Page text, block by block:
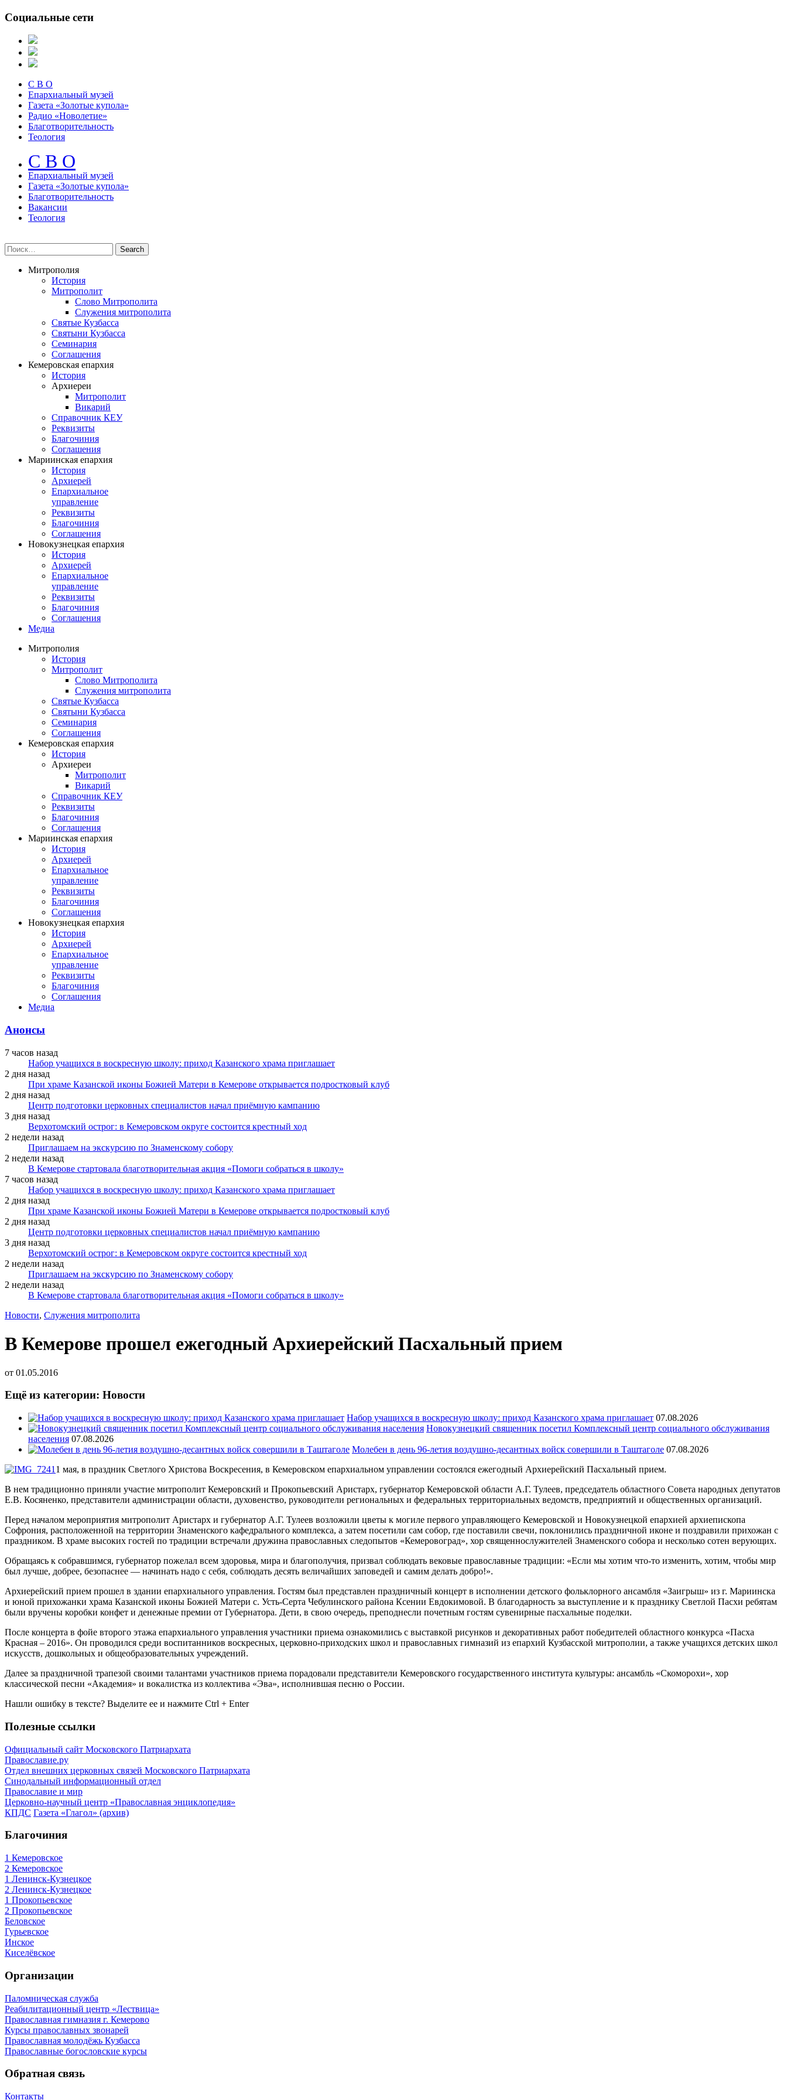
Социальные сети
С В О
Епархиальный музей
Газета «Золотые купола»
Радио «Новолетие»
Благотворительность
Теология
С В О
Епархиальный музeй
Газета «Золотые купола»
Благотворительность
Вакансии
Теология
Митрополия
История
Митрополит
Слово Митрополита
Служения митрополита
Святые Кузбасса
Святыни Кузбасса
Семинария
Соглашения
Кемеровская епархия
История
Архиереи
Митрополит
Викарий
Справочник КЕУ
Реквизиты
Благочиния
Соглашения
Мариинская епархия
История
Архиерей
Епархиальное
управление
Реквизиты
Благочиния
Соглашения
Новокузнецкая епархия
История
Архиерей
Епархиальное
управление
Реквизиты
Благочиния
Соглашения
Медиа
Митрополия
История
Митрополит
Слово Митрополита
Служения митрополита
Святые Кузбасса
Святыни Кузбасса
Семинария
Соглашения
Кемеровская епархия
История
Архиереи
Митрополит
Викарий
Справочник КЕУ
Реквизиты
Благочиния
Соглашения
Мариинская епархия
История
Архиерей
Епархиальное
управление
Реквизиты
Благочиния
Соглашения
Новокузнецкая епархия
История
Архиерей
Епархиальное
управление
Реквизиты
Благочиния
Соглашения
Медиа
Анонсы
7 часов назад
Набор учащихся в воскресную школу: приход Казанского храма приглашает
2 дня назад
При храме Казанской иконы Божией Матери в Кемерове открывается подростковый клуб
2 дня назад
Центр подготовки церковных специалистов начал приёмную кампанию
3 дня назад
Верхотомский острог: в Кемеровском округе состоится крестный ход
2 недели назад
Приглашаем на экскурсию по Знаменскому собору
2 недели назад
В Кемерове стартовала благотворительная акция «Помоги собраться в школу»
7 часов назад
Набор учащихся в воскресную школу: приход Казанского храма приглашает
2 дня назад
При храме Казанской иконы Божией Матери в Кемерове открывается подростковый клуб
2 дня назад
Центр подготовки церковных специалистов начал приёмную кампанию
3 дня назад
Верхотомский острог: в Кемеровском округе состоится крестный ход
2 недели назад
Приглашаем на экскурсию по Знаменскому собору
2 недели назад
В Кемерове стартовала благотворительная акция «Помоги собраться в школу»
Новости, Служения митрополита
В Кемерове прошел ежегодный Архиерейский Пасхальный прием
от 01.05.2016
Ещё из категории: Новости
Набор учащихся в воскресную школу: приход Казанского храма приглашает 07.08.2026
Новокузнецкий священник посетил Комплексный центр социального обслуживания
населения 07.08.2026
Молебен в день 96-летия воздушно-десантных войск совершили в Таштаголе 07.08.2026
1 мая, в праздник Светлого Христова Воскресения, в Кемеровском епархиальном управлении состоялся ежегодный Архиерейский Пасхальный прием.
В нем традиционно приняли участие митрополит Кемеровский и Прокопьевский Аристарх, губернатор Кемеровской области А.Г. Тулеев, председатель областного Совета народных депутатов
Е.В. Косяненко, представители администрации области, духовенство, руководители региональных и федеральных территориальных ведомств, предприятий и общественных организаций.
Перед началом мероприятия митрополит Аристарх и губернатор А.Г. Тулеев возложили цветы к могиле первого управляющего Кемеровской и Новокузнецкой епархией архиепископа
Софрония, расположенной на территории Знаменского кафедрального комплекса, а затем посетили сам собор, где поставили свечи, поклонились праздничной иконе и поздравили прихожан с
праздником. В храме высоких гостей по традиции встречали дружина православных следопытов «Кемеровоград», хор священнослужителей Знаменского собора и несколько сотен верующих.
Обращаясь к собравшимся, губернатор пожелал всем здоровья, мира и благополучия, призвал соблюдать вековые православные традиции: «Если мы хотим что-то изменить, хотим, чтобы мир
был лучше, добрее, безопаснее — начинать надо с себя, соблюдать десять величайших заповедей и самим делать добро!».
Архиерейский прием прошел в здании епархиального управления. Гостям был представлен праздничный концерт в исполнении детского фольклорного ансамбля «Заигрыш» из г. Мариинска
и юной прихожанки храма Казанской иконы Божией Матери с. Усть-Серта Чебулинского района Ксении Евдокимовой. В благодарность за выступление и к празднику Светлой Пасхи ребятам
были вручены коробки конфет и денежные премии от Губернатора. Дети, в свою очередь, преподнесли почетным гостям сувенирные пасхальные поделки.
После концерта в фойе второго этажа епархиального управления участники приема ознакомились с выставкой рисунков и декоративных работ победителей областного конкурса «Пасха
Красная – 2016». Он проводился среди воспитанников воскресных, церковно-приходских школ и православных гимназий из епархий Кузбасской митрополии, а также учащихся детских школ
искусств, дошкольных и общеобразовательных учреждений.
Далее за праздничной трапезой своими талантами участников приема порадовали представители Кемеровского государственного института культуры: ансамбль «Скоморохи», хор
классической песни «Академия» и вокалистка из коллектива «Эва», исполнившая песню о России.
Нашли ошибку в тексте? Выделите ее и нажмите Ctrl + Enter
Полезные ссылки
Официальный сайт Московского Патриархата
Православие.ру
Отдел внешних церковных связей Московского Патриархата
Синодальный информационный отдел
Православие и мир
Церковно-научный центр «Православная энциклопедия»
КПДС Газета «Глагол» (архив)
Благочиния
1 Кемеровское
2 Кемеровское
1 Ленинск-Кузнецкое
2 Ленинск-Кузнецкое
1 Прокопьевское
2 Прокопьевское
Беловское
Гурьевское
Инское
Киселёвское
Организации
Паломническая служба
Реабилитационный центр «Лествица»
Православная гимназия г. Кемерово
Курсы православных звонарей
Православная молодёжь Кузбасса
Православные богословские курсы
Обратная связь
Контакты